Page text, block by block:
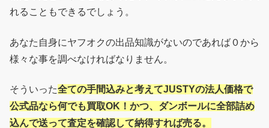
れることもできるでしょう。
あなた自身にヤフオクの出品知識がないのであれば０から
様々な事を調べなければなりません。
そういった全ての手間込みと考えてJUSTYの法人価格で
公式品なら何でも買取OK！かつ、ダンボールに全部詰め
込んで送って査定を確認して納得すれば売る。